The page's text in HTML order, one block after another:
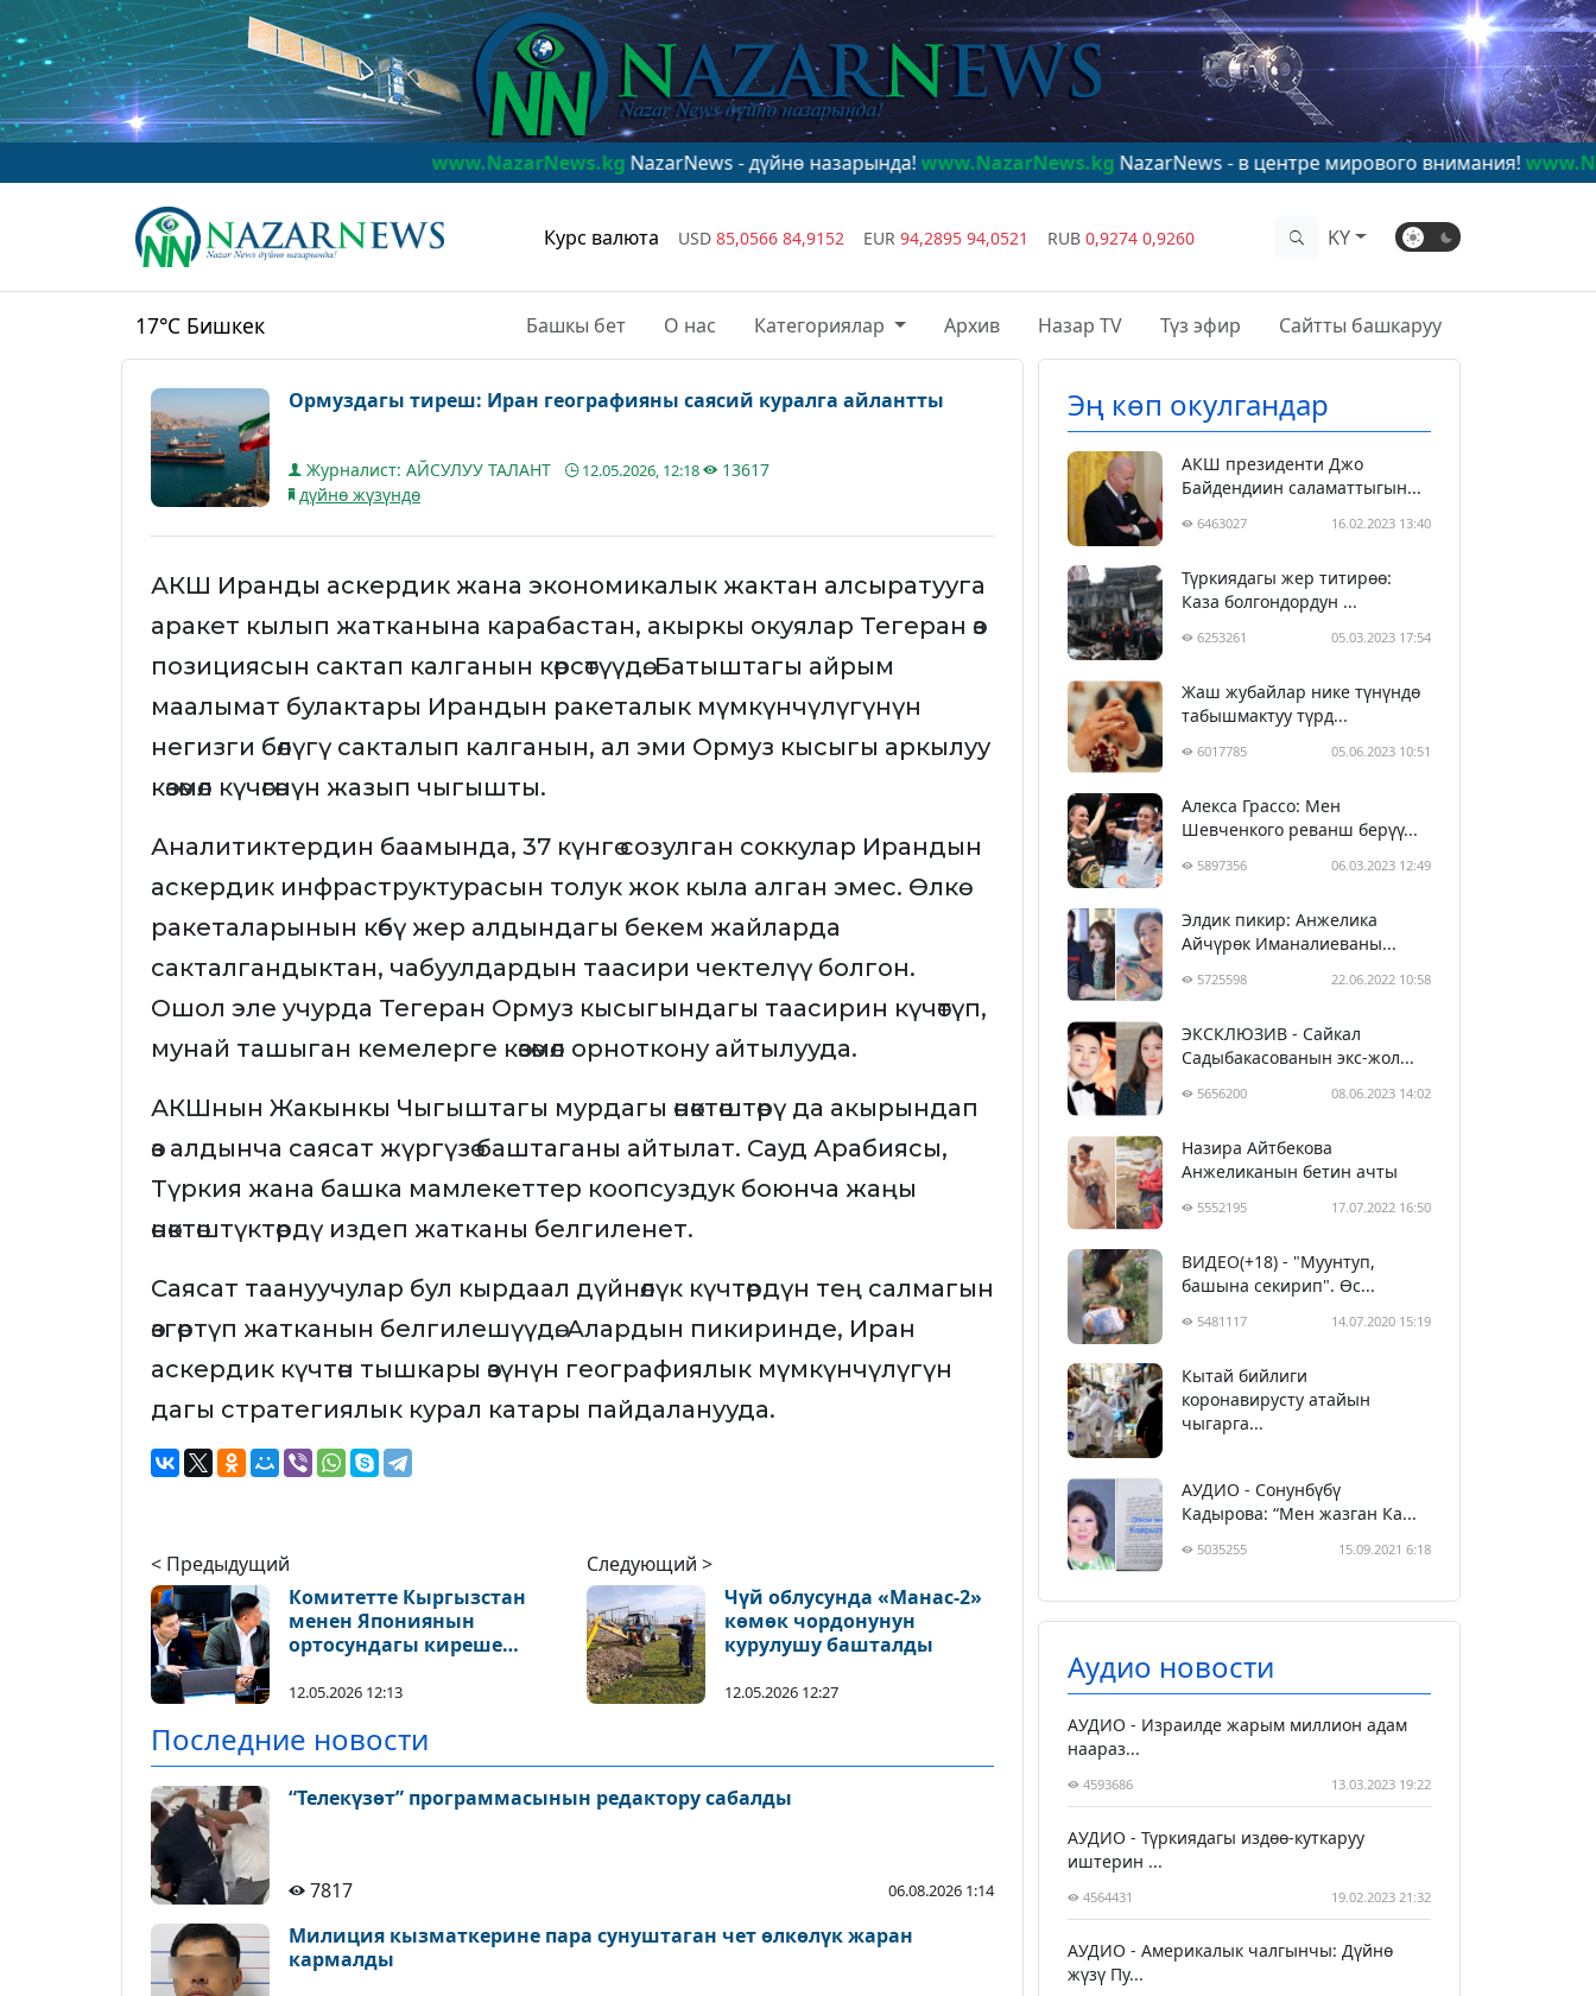
www.NazarNews.kgNazarNews - дүйнө назарында!www.NazarNews.kgNazarNews - в центре мирового внимания!www.NazarNews.kg
Курс валюта USD 85,0566 84,9152 EUR 94,2895 94,0521 RUB 0,9274 0,9260 KY
17°C Бишкек Башкы бет О нас Категориялар Архив Назар TV Түз эфир Сайтты башкаруу
Ормуздагы тиреш: Иран географияны саясий куралга айлантты
Журналист: АЙСУЛУУ ТАЛАНТ 12.05.2026, 12:18
13617
дүйнө жүзүндө
АКШ Иранды аскердик жана экономикалык жактан алсыратууга
аракет кылып жатканына карабастан, акыркы окуялар Тегеран өз
позициясын сактап калганын көрсөтүүдө. Батыштагы айрым
маалымат булактары Ирандын ракеталык мүмкүнчүлүгүнүн
негизги бөлүгү сакталып калганын, ал эми Ормуз кысыгы аркылуу
көзөмөл күчөгөнүн жазып чыгышты.
Аналитиктердин баамында, 37 күнгө созулган соккулар Ирандын
аскердик инфраструктурасын толук жок кыла алган эмес. Өлкө
ракеталарынын көбү жер алдындагы бекем жайларда
сакталгандыктан, чабуулдардын таасири чектелүү болгон.
Ошол эле учурда Тегеран Ормуз кысыгындагы таасирин күчөтүп,
мунай ташыган кемелерге көзөмөл орноткону айтылууда.
АКШнын Жакынкы Чыгыштагы мурдагы өнөктөштөрү да акырындап
өз алдынча саясат жүргүзө баштаганы айтылат. Сауд Арабиясы,
Түркия жана башка мамлекеттер коопсуздук боюнча жаңы
өнөктөштүктөрдү издеп жатканы белгиленет.
Саясат таануучулар бул кырдаал дүйнөлүк күчтөрдүн тең салмагын
өзгөртүп жатканын белгилешүүдө. Алардын пикиринде, Иран
аскердик күчтөн тышкары өзүнүн географиялык мүмкүнчүлүгүн
дагы стратегиялык курал катары пайдаланууда.
< Предыдущий
Комитетте Кыргызстан
менен Япониянын
ортосундагы киреше
салык салууну жоюуга
долбоору колдоо тапты
12.05.2026 12:13
Следующий >
Чүй облусунда «Манас-2»
көмөк чордонунун
курулушу башталды
12.05.2026 12:27
Последние новости
“Телекүзөт” программасынын редактору сабалды
7817 06.08.2026 1:14
Милиция кызматкерине пара сунуштаган чет өлкөлүк жаран
кармалды
Эң көп окулгандар
АКШ президенти Джо
Байдендиин саламаттыгын...
6463027 16.02.2023 13:40
Түркиядагы жер титирөө:
Каза болгондордун ...
6253261 05.03.2023 17:54
Жаш жубайлар нике түнүндө
табышмактуу түрд...
6017785 05.06.2023 10:51
Алекса Грассо: Мен
Шевченкого реванш берүү...
5897356 06.03.2023 12:49
Элдик пикир: Анжелика
Айчүрөк Иманалиеваны...
5725598 22.06.2022 10:58
ЭКСКЛЮЗИВ - Сайкал
Садыбакасованын экс-жол...
5656200 08.06.2023 14:02
Назира Айтбекова
Анжеликанын бетин ачты
5552195 17.07.2022 16:50
ВИДЕО(+18) - "Муунтуп,
башына секирип". Өс...
5481117 14.07.2020 15:19
Кытай бийлиги
коронавирусту атайын
чыгарга...
АУДИО - Сонунбүбү
Кадырова: “Мен жазган Ка...
5035255 15.09.2021 6:18
Аудио новости
АУДИО - Израилде жарым миллион адам
наараз...
4593686 13.03.2023 19:22
АУДИО - Түркиядагы издөө-куткаруу
иштерин ...
4564431 19.02.2023 21:32
АУДИО - Америкалык чалгынчы: Дүйнө
жүзү Пу...